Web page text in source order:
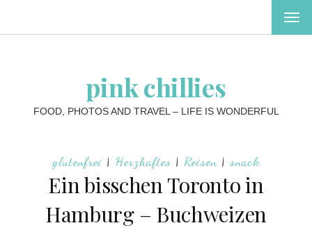
pink chillies
FOOD, PHOTOS AND TRAVEL – LIFE IS WONDERFUL
glutenfrei | Herzhaftes | Reisen | snack
Ein bisschen Toronto in
Hamburg – Buchweizen